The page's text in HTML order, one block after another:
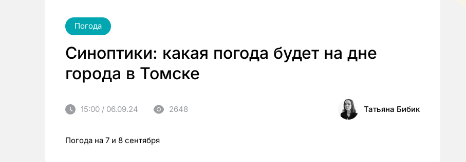
Погода
Синоптики: какая погода будет на дне
города в Томске
15:00 / 06.09.24 2648 Татьяна Бибик
Погода на 7 и 8 сентября